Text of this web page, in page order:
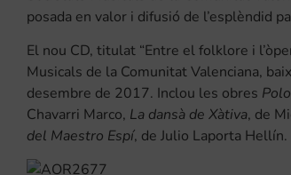
posada en valor i difusió de l’esplèndid
El nou CD, titulat “Entre el folklore i
Musicals de la Comunitat Valenciana,
desembre de 2017. Inclou les obres
Chavarri Marco, La dansà de Xàtiva, de
del Maestro Espí, de Julio Laporta Hellín.